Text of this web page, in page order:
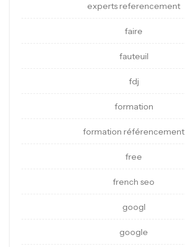
experts referencement
faire
fauteuil
fdj
formation
formation référencement
free
french seo
googl
google